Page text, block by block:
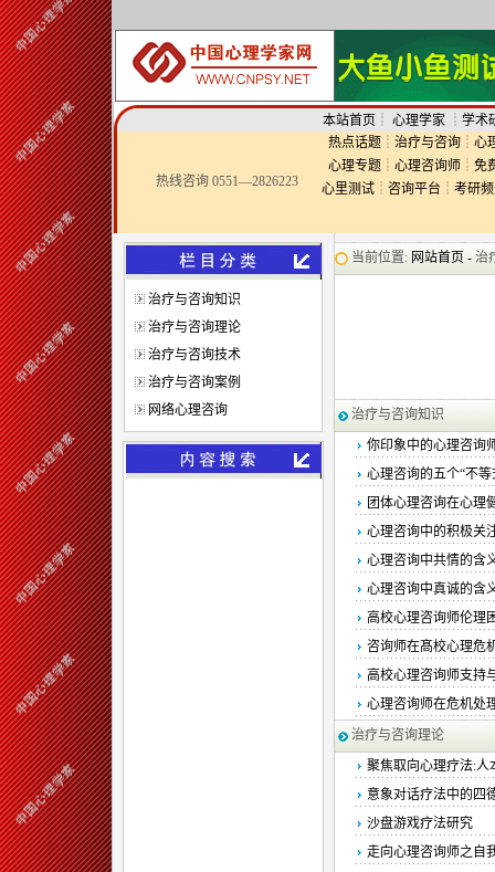
本站首页 ┊ 心理学家 ┊ 学术
热线咨询 0551—2826223
热点话题 ┊ 治疗与咨询 ┊ 心
心理专题 ┊ 心理咨询师 ┊ 免
心里测试 ┊ 咨询平台 ┊ 考研
治疗与咨询知识
治疗与咨询理论
治疗与咨询技术
治疗与咨询案例
网络心理咨询
当前位置: 网站首页 - 治
治疗与咨询知识
你印象中的心理咨询
心理咨询的五个“不等
团体心理咨询在心理
心理咨询中的积极关
心理咨询中共情的含
心理咨询中真诚的含
高校心理咨询师伦理
咨询师在髙校心理危
高校心理咨询师支持
心理咨询师在危机处
治疗与咨询理论
聚焦取向心理疗法:人
意象对话疗法中的四
沙盘游戏疗法研究
走向心理咨询师之自